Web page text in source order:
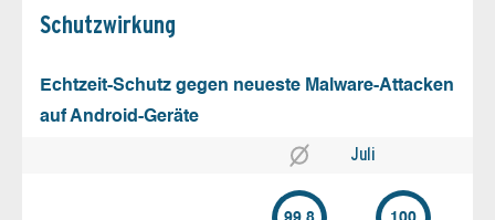
Schutz­wirkung
Echtzeit-Schutz gegen neueste Malware-Attacken
auf Android-Geräte
Juli